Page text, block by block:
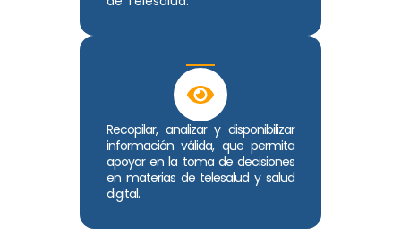
Recopilar, analizar y disponibilizar
información válida, que permita
apoyar en la toma de decisiones
en materias de telesalud y salud
digital.